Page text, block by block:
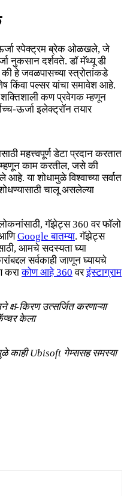
ऊर्जा स्पेक्ट्रम ब्रेक ओळखले, जे
नुकसान दर्शवते. डॉ मॅथ्यू डी
की हे जवळपासच्या स्त्रोतांकडे
किंवा पल्सर यांचा समावेश आहे.
कण प्रवेगक म्हणून
ऊर्जा इलेक्ट्रॉन तयार
महत्त्वपूर्ण डेटा प्रदान करतात
म्हणून काम करतील, जसे की
या शोधामुळे विश्वाच्या सर्वात
चालू असलेल्या
गॅझेट्स 360 वर फॉलो
Google बातम्या. गॅझेट्स
आमचे सदस्यता घ्या
सर्वकाही जाणून घ्यायचे
कराकोण आहे 360 वरइंस्टाग्राम
किरण उत्सर्जित करणाऱ्या
केला
काही Ubisoft गेम्ससह समस्या